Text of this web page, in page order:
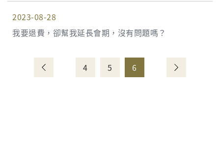
2023-08-28
我要退費，卻幫我延長會期，沒有問題嗎？
4 5 6